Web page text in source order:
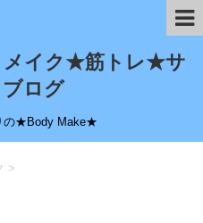
イク★筋トレ★サ
ログ
の★Body Make★
>